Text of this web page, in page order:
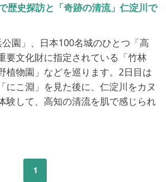
歴史探訪と「奇跡の清流」仁淀川で
園」、日本100名城のひとつ「高
要文化財に指定されている「竹林
植物園」などを巡ります。2日目は
にこ淵」を見た後に、仁淀川をカヌ
験して、高知の清流を肌で感じられ
1